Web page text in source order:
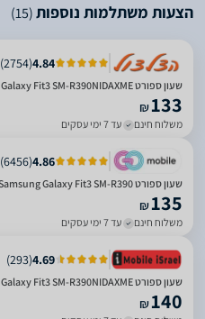
הצעות משתלמות נוספות(15)
4.84
(
2754
)
שעון ספורט Samsung Galaxy Fit3 SM-R390NIDAXME
₪133
משלוח חינם עד 7 ימי עסקים
4.86
(
6456
)
‏שעון ספורט Samsung Galaxy Fit3 SM-R390
₪135
משלוח חינם עד 7 ימי עסקים
4.69
(
293
)
שעון ספורט Samsung Galaxy Fit3 SM-R390NIDAXME חדש
₪140